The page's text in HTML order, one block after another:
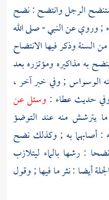
الرجل وانتضح : نضح
; وروي عن النبي - صلى الله
وذكر فيها الانتضاح
به مذاكيره ومؤتزره بعد
الوسواس ; وفي خبر آخر ،
وفي حديثعطاء : وسئل عن
يترشش منه عند التوضؤ
: أصابهما به ; وكذلك نضح
: رشها بالماء ليتلازب
أيضا : نثر ما فيها ; وقول